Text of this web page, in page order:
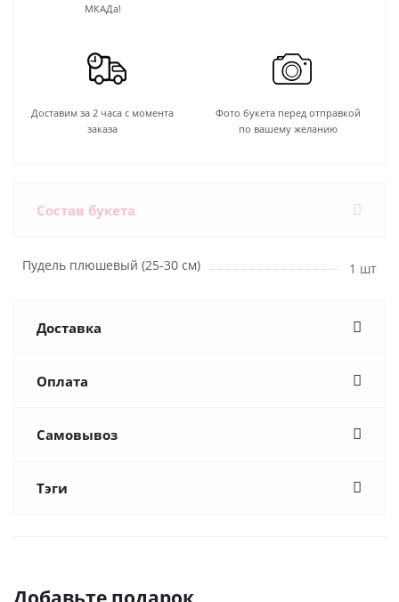
МКАДа!
Доставим за 2 часа с момента
заказа
Фото букета перед отправкой
по вашему желанию
Состав букета
Пудель плюшевый (25-30 см) 1 шт
Доставка
Оплата
Самовывоз
Тэги